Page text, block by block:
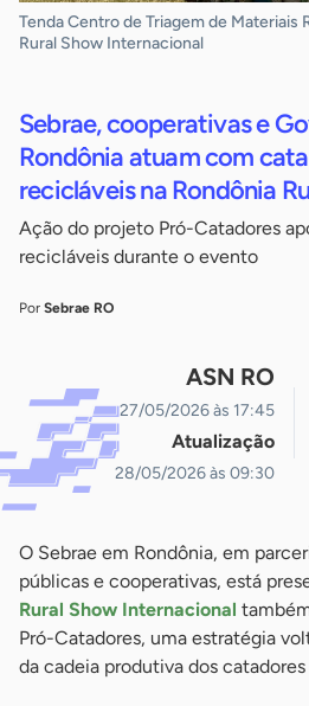
Tenda Centro de Triagem de Materiais
Rural Show Internacional
Sebrae, cooperativas e
Rondônia atuam com
recicláveis na Rondônia
Ação do projeto Pró-Catadores
recicláveis durante o evento
Por Sebrae RO
ASN RO
27/05/2026 às 17:45
Atualização
28/05/2026 às 09:30
O Sebrae em Rondônia, em
públicas e cooperativas, está
Rural Show Internacional
Pró-Catadores, uma estratégia
da cadeia produtiva dos